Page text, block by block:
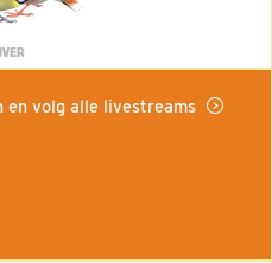
en volg alle livestreams